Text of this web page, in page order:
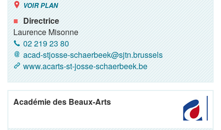
VOIR PLAN
Directrice
Laurence Misonne
02 219 23 80
acad-stjosse-schaerbeek@sjtn.brussels
www.acarts-st-josse-schaerbeek.be
Académie des Beaux-Arts